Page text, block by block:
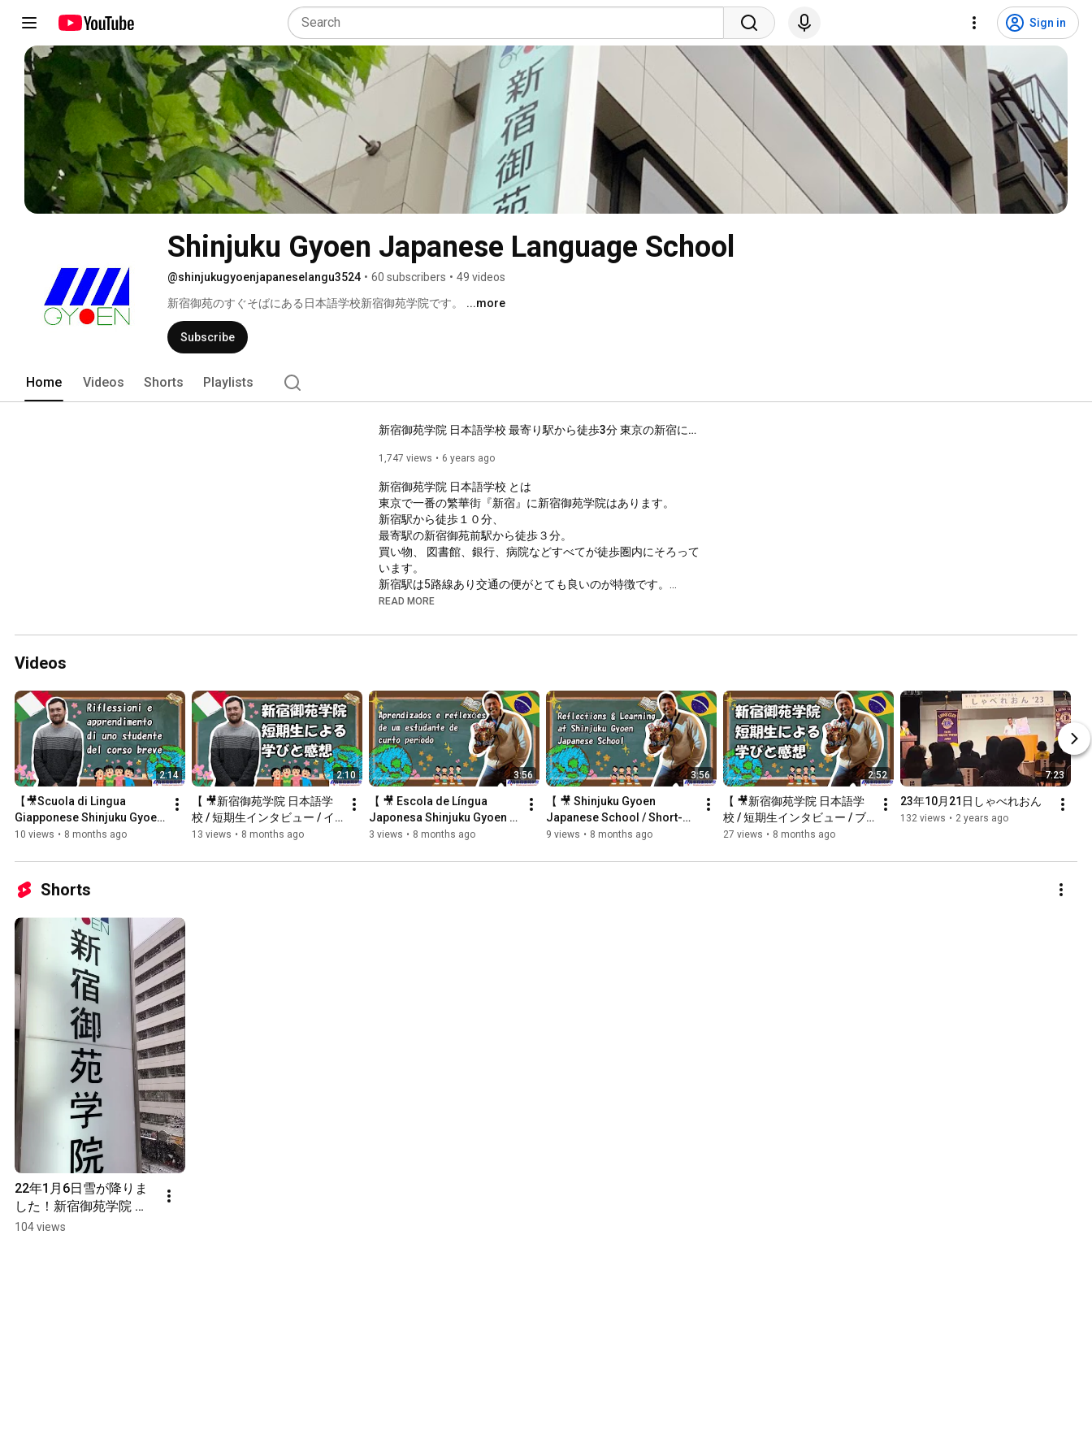
Sign in
Shinjuku Gyoen Japanese Language School
@shinjukugyoenjapaneselangu3524 • 60 subscribers • 49 videos
新宿御苑のすぐそばにある日本語学校新宿御苑学院です。
...more
Subscribe
Home Videos Shorts Playlists
新宿御苑学院 日本語学校 最寄り駅から徒歩3分 東京の新宿にある日本語学校
1,747 views 6 years ago
新宿御苑学院 日本語学校 とは
東京で⼀番の繁華街『新宿』に新宿御苑学院はあります。
新宿駅から徒歩１０分、
最寄駅の新宿御苑前駅から徒歩３分。
買い物、 図書館、銀⾏、病院などすべてが徒歩圏内にそろって
います。
新宿駅は5路線あり交通の便がとても良いのが特徴です。
駅周辺は広範囲にわたって にぎやかな街の雰囲気が続いていま
駅の西南北や周辺駅の⾏き来のために地下通路が張り巡らされ
https://gyoen.co.jp/about-shinjuku-gy...
READ MORE
Videos
2:14
【🎥Scuola di Lingua
Giapponese Shinjuku Gyoen
/ Intervista a uno studente
10 views • 8 months ago
2:10
【 🎥新宿御苑学院 日本語学
校 / 短期生インタビュー / イ
タリア 】
13 views • 8 months ago
3:56
【 🎥 Escola de Língua
Japonesa Shinjuku Gyoen /
Entrevista com Estudante de
3 views • 8 months ago
3:56
【 🎥 Shinjuku Gyoen
Japanese School / Short-
Term Student Interview /
9 views • 8 months ago
2:52
【 🎥新宿御苑学院 日本語学
校 / 短期生インタビュー / ブ
ラジル 】
27 views • 8 months ago
7:23
23年10月21日しゃべれおん
132 views • 2 years ago
Shorts
22年1月6日雪が降りま
した！新宿御苑学院 日
本語学校 最寄り駅から
104 views